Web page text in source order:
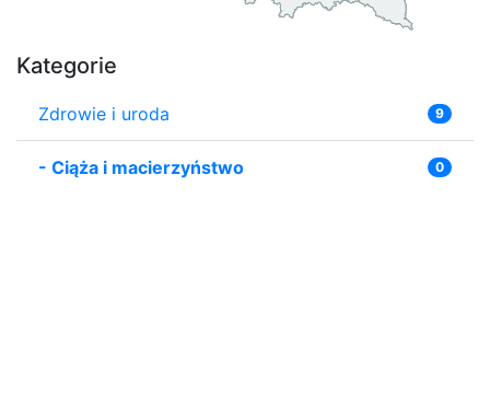
Kategorie
Zdrowie i uroda 9
- Ciąża i macierzyństwo 0